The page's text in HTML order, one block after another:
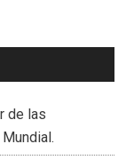
de las